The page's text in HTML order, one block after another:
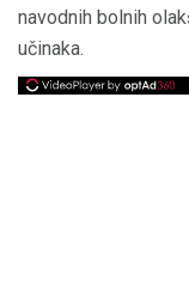
navodnih bolnih
učinaka.